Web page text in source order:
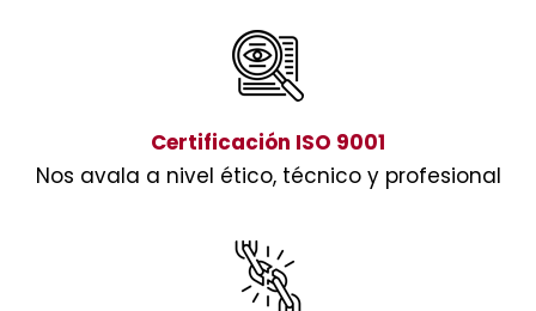
Certificación ISO 9001
Nos avala a nivel ético, técnico y profesional